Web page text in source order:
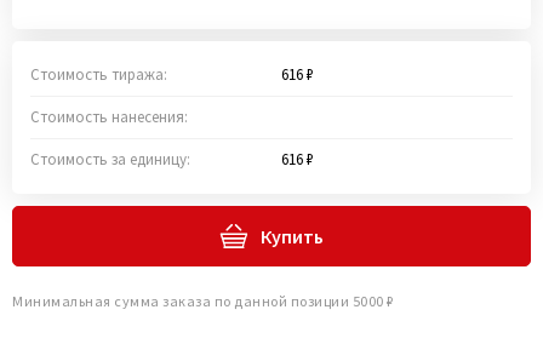
Стоимость тиража: 616 ₽
Стоимость нанесения:
Стоимость за единицу: 616 ₽
Купить
Минимальная сумма заказа по данной позиции 5000 ₽